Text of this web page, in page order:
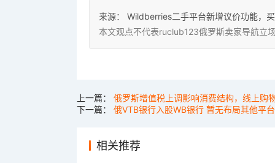
来源：
Wildberries二手平台新增议价功能，
本文观点不代表ruclub123俄罗斯卖家导航立
上一篇： 俄罗斯增值税上调影响消费结构，线上购
下一篇： 俄VTB银行入股WB银行 暂无布局其他平
相关推荐